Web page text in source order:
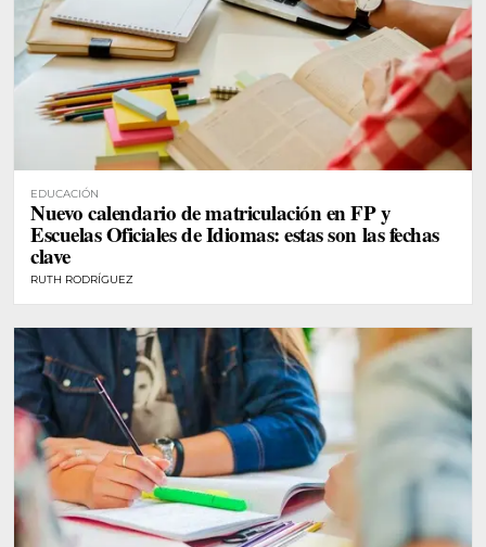
EDUCACIÓN
Nuevo calendario de matriculación en FP y
Escuelas Oficiales de Idiomas: estas son las fechas
clave
RUTH RODRÍGUEZ